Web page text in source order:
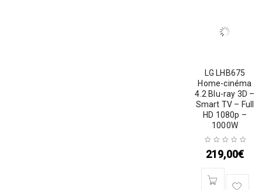
LG LHB675
Home-cinéma
4.2 Blu-ray 3D –
Smart TV – Full
HD 1080p –
1000W
219,00€